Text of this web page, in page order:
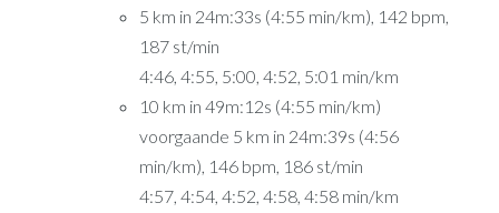
5 km in 24m:33s (4:55 min/km), 142 bpm,
187 st/min
4:46, 4:55, 5:00, 4:52, 5:01 min/km
10 km in 49m:12s (4:55 min/km)
voorgaande 5 km in 24m:39s (4:56
min/km), 146 bpm, 186 st/min
4:57, 4:54, 4:52, 4:58, 4:58 min/km